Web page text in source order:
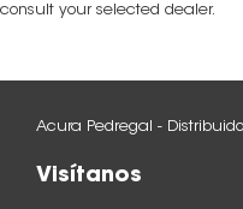
consult your selected dealer.
Acura Pedregal -
Visítanos